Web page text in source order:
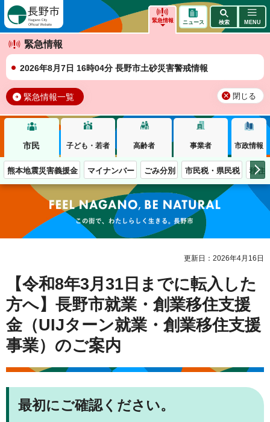
緊急情報
緊急情報
2026年8月7日 16時04分 長野市土砂災害警戒情報
緊急情報一覧 閉じる
ニュース 検索 MENU
市民 子ども・若者 高齢者 事業者 市政情報
熊本地震災害義援金 マイナンバー ごみ分別 市民税・県民税 移住
この街で、わたしらしく生きる。長野市
更新日：2026年4月16日
【令和8年3月31日までに転入した
方へ】長野市就業・創業移住支援
金（UIJターン就業・創業移住支援
事業）のご案内
最初にご確認ください。